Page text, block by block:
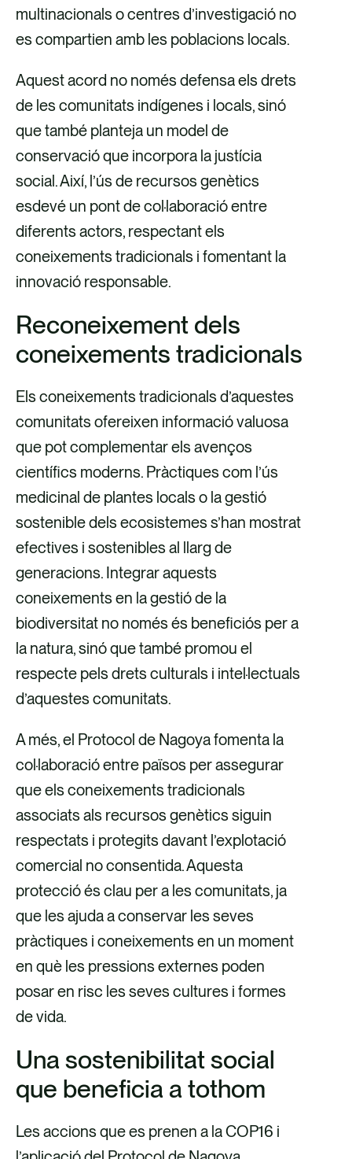
multinacionals o centres d’investigació no
es compartien amb les poblacions locals.
Aquest acord no només defensa els drets
de les comunitats indígenes i locals, sinó
que també planteja un model de
conservació que incorpora la justícia
social. Així, l’ús de recursos genètics
esdevé un pont de col·laboració entre
diferents actors, respectant els
coneixements tradicionals i fomentant la
innovació responsable.
Reconeixement dels
coneixements tradicionals
Els coneixements tradicionals d’aquestes
comunitats ofereixen informació valuosa
que pot complementar els avenços
científics moderns. Pràctiques com l’ús
medicinal de plantes locals o la gestió
sostenible dels ecosistemes s’han mostrat
efectives i sostenibles al llarg de
generacions. Integrar aquests
coneixements en la gestió de la
biodiversitat no només és beneficiós per a
la natura, sinó que també promou el
respecte pels drets culturals i intel·lectuals
d’aquestes comunitats.
A més, el Protocol de Nagoya fomenta la
col·laboració entre països per assegurar
que els coneixements tradicionals
associats als recursos genètics siguin
respectats i protegits davant l’explotació
comercial no consentida. Aquesta
protecció és clau per a les comunitats, ja
que les ajuda a conservar les seves
pràctiques i coneixements en un moment
en què les pressions externes poden
posar en risc les seves cultures i formes
de vida.
Una sostenibilitat social
que beneficia a tothom
Les accions que es prenen a la COP16 i